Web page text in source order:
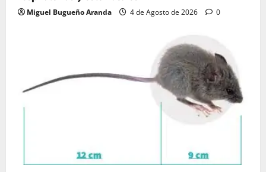
Miguel Bugueño Aranda 4 de Agosto de 2026 0